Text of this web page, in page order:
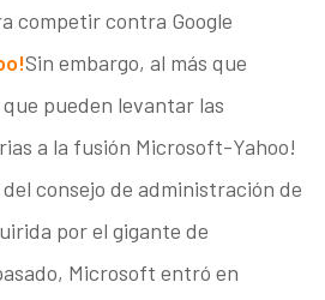
competir contra Google
Sin embargo, al más que
pueden levantar las
a la fusión Microsoft-Yahoo!
consejo de administración de
por el gigante de
Microsoft entró en